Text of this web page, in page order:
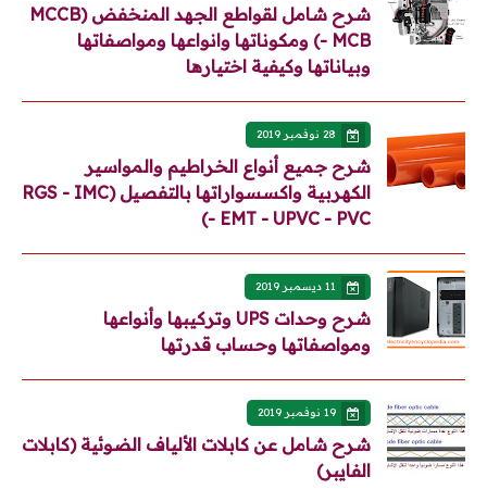
شرح شامل لقواطع الجهد المنخفض (MCCB
- MCB) ومكوناتها وانواعها ومواصفاتها
وبياناتها وكيفية اختيارها
28 نوفمبر 2019
شرح جميع أنواع الخراطيم والمواسير
الكهربية واكسسواراتها بالتفصيل (RGS - IMC
- EMT - UPVC - PVC)
11 ديسمبر 2019
شرح وحدات UPS وتركيبها وأنواعها
ومواصفاتها وحساب قدرتها
19 نوفمبر 2019
شرح شامل عن كابلات الألياف الضوئية (كابلات
الفايبر)